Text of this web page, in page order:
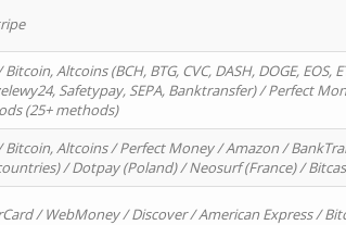
Altcoins (BCH, BTG, CVC, DASH, DOGE, EOS,
Safetypay, SEPA, Banktransfer) / Perfect
(25+ methods)
Altcoins / Perfect Money / Amazon /
/ Dotpay (Poland) / Neosurf (France) /
/ WebMoney / Discover / American Express /